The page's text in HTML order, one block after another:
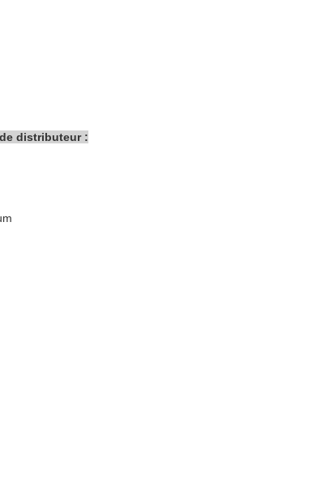
distributeur :